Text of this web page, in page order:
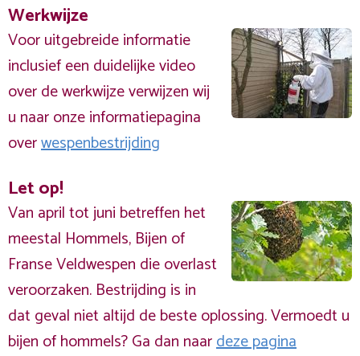
Werkwijze
Voor uitgebreide informatie
inclusief een duidelijke video
over de werkwijze verwijzen wij
u naar onze informatiepagina
overwespenbestrijding
Let op!
Van april tot juni betreffen het
meestal Hommels, Bijen of
Franse Veldwespen die overlast
veroorzaken. Bestrijding is in
dat geval niet altijd de beste oplossing. Vermoedt u
bijen of hommels? Ga dan naardeze pagina